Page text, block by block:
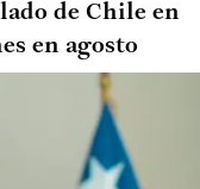
de Chile en
en agosto